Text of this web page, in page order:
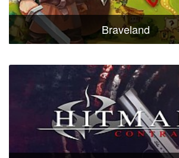
Braveland